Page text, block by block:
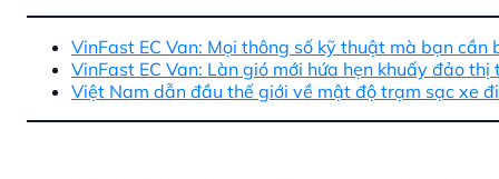
VinFast EC Van: Mọi thông số kỹ thuật mà bạn cần
VinFast EC Van: Làn gió mới hứa hẹn khuấy đảo
Việt Nam dẫn đầu thế giới về mật độ trạm sạc xe